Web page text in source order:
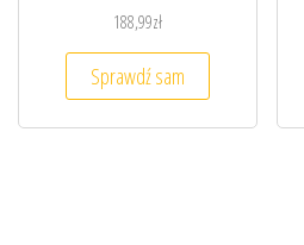
188,99zł
Sprawdź sam